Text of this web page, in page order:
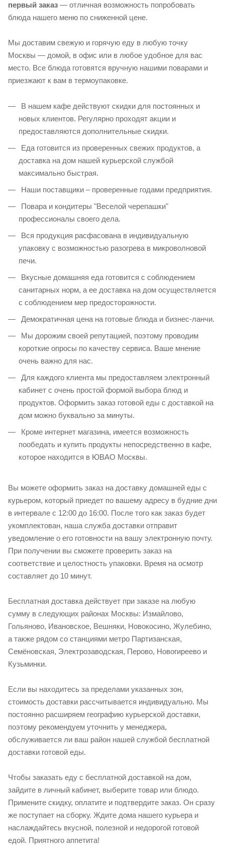
первый заказ — отличная возможность попробовать
блюда нашего меню по сниженной цене.
Мы доставим свежую и горячую еду в любую точку
Москвы — домой, в офис или в любое удобное для вас
место. Все блюда готовятся вручную нашими поварами и
приезжают к вам в термоупаковке.
В нашем кафе действуют скидки для постоянных и
новых клиентов. Регулярно проходят акции и
предоставляются дополнительные скидки.
Еда готовится из проверенных свежих продуктов, а
доставка на дом нашей курьерской службой
максимально быстрая.
Наши поставщики – проверенные годами предприятия.
Повара и кондитеры "Веселой черепашки"
профессионалы своего дела.
Вся продукция расфасована в индивидуальную
упаковку с возможностью разогрева в микроволновой
печи.
Вкусные домашняя еда готовится с соблюдением
санитарных норм, а ее доставка на дом осуществляется
с соблюдением мер предосторожности.
Демократичная цена на готовые блюда и бизнес-ланчи.
Мы дорожим своей репутацией, поэтому проводим
короткие опросы по качеству сервиса. Ваше мнение
очень важно для нас.
Для каждого клиента мы предоставляем электронный
кабинет с очень простой формой выбора блюд и
продуктов. Оформить заказ готовой еды с доставкой на
дом можно буквально за минуты.
Кроме интернет магазина, имеется возможность
пообедать и купить продукты непосредственно в кафе,
которое находится в ЮВАО Москвы.
Вы можете оформить заказ на доставку домашней еды с
курьером, который приедет по вашему адресу в будние дни
в интервале с 12:00 до 16:00. После того как заказ будет
укомплектован, наша служба доставки отправит
уведомление о его готовности на вашу электронную почту.
При получении вы сможете проверить заказ на
соответствие и целостность упаковки. Время на осмотр
составляет до 10 минут.
Бесплатная доставка действует при заказе на любую
сумму в следующих районах Москвы: Измайлово,
Гольяново, Ивановское, Вешняки, Новокосино, Жулебино,
а также рядом со станциями метро Партизанская,
Семёновская, Электрозаводская, Перово, Новогиреево и
Кузьминки.
Если вы находитесь за пределами указанных зон,
стоимость доставки рассчитывается индивидуально. Мы
постоянно расширяем географию курьерской доставки,
поэтому рекомендуем уточнить у менеджера,
обслуживается ли ваш район нашей службой бесплатной
доставки готовой еды.
Чтобы заказать еду с бесплатной доставкой на дом,
зайдите в личный кабинет, выберите товар или блюдо.
Примените скидку, оплатите и подтвердите заказ. Он сразу
же поступает на сборку. Ждите дома нашего курьера и
наслаждайтесь вкусной, полезной и недорогой готовой
едой. Приятного аппетита!